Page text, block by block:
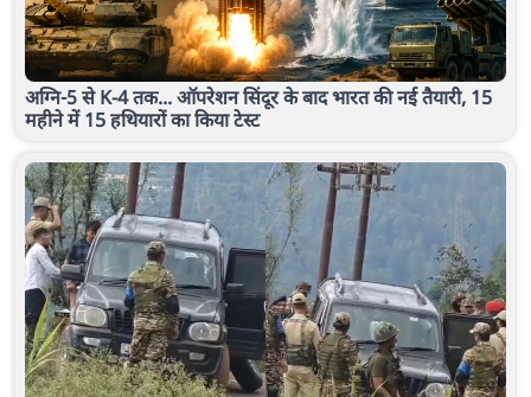
अग्नि-5 से K-4 तक... ऑपरेशन सिंदूर के बाद भारत की नई तैयारी, 15
महीने में 15 हथियारों का किया टेस्ट